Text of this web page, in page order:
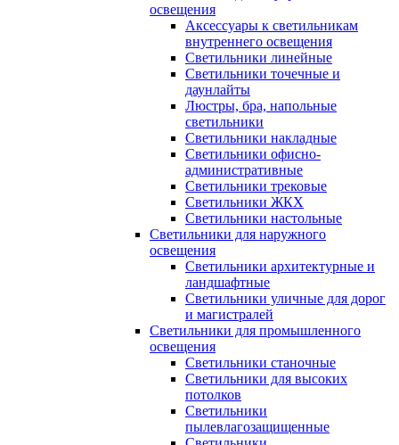
освещения
Аксессуары к светильникам
внутреннего освещения
Светильники линейные
Светильники точечные и
даунлайты
Люстры, бра, напольные
светильники
Светильники накладные
Светильники офисно-
административные
Светильники трековые
Светильники ЖКХ
Светильники настольные
Светильники для наружного
освещения
Светильники архитектурные и
ландшафтные
Светильники уличные для дорог
и магистралей
Светильники для промышленного
освещения
Светильники станочные
Светильники для высоких
потолков
Светильники
пылевлагозащищенные